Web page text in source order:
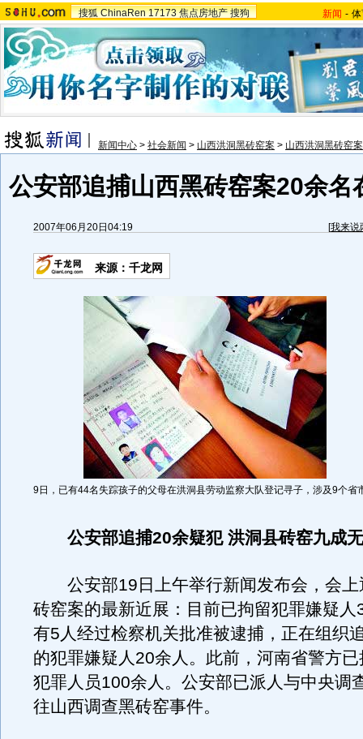
搜狐 ChinaRen 17173 焦点房地产 搜狗 新闻 -
新闻中心 > 社会新闻 > 山西洪洞黑砖窑案 > 山西洪洞黑砖窑
公安部追捕山西黑砖窑案20余名
2007年06月20日04:19 [我来说
来源：千龙网
9日，已有44名失踪孩子的父母在洪洞县劳动监察大队登记寻子，涉及9个省
公安部追捕20余疑犯 洪洞县砖窑九成
公安部19日上午举行新闻发布会，会上
砖窑案的最新近展：目前已拘留犯罪嫌疑人
有5人经过检察机关批准被逮捕，正在组织
的犯罪嫌疑人20余人。此前，河南省警方
犯罪人员100余人。公安部已派人与中央调
往山西调查黑砖窑事件。